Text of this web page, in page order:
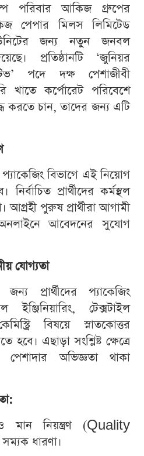
পরিবার আকিজ গ্রুপের
পেপার মিলস লিমিটেড
জন্য নতুন জনবল
প্রতিষ্ঠানটি ‘জুনিয়র
পদে দক্ষ পেশাজীবী
খাতে কর্পোরেট পরিবেশে
করতে চান, তাদের জন্য এটি
বিভাগে এই নিয়োগ
প্রার্থীদের কর্মস্থল
আগ্রহী পুরুষ প্রার্থীরা আগামী
অনলাইনে আবেদনের সুযোগ
যোগ্যতা
প্রার্থীদের প্যাকেজিং
ইঞ্জিনিয়ারিং, টেক্সটাইল
বিষয়ে স্নাতকোত্তর
এছাড়া সংশ্লিষ্ট ক্ষেত্রে
অভিজ্ঞতা থাকা
মান নিয়ন্ত্রণ (Quality
ধারণা।